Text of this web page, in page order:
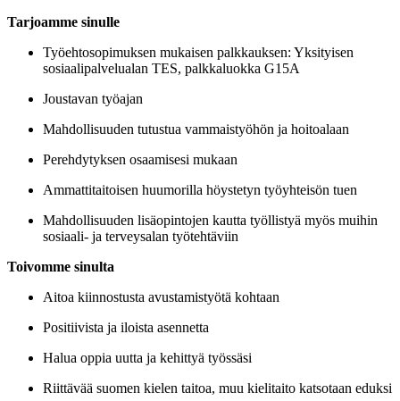
Tarjoamme sinulle
Työehtosopimuksen mukaisen palkkauksen: Yksityisen
sosiaalipalvelualan TES, palkkaluokka G15A
Joustavan työajan
Mahdollisuuden tutustua vammaistyöhön ja hoitoalaan
Perehdytyksen osaamisesi mukaan
Ammattitaitoisen huumorilla höystetyn työyhteisön tuen
Mahdollisuuden lisäopintojen kautta työllistyä myös muihin
sosiaali- ja terveysalan työtehtäviin
Toivomme sinulta
Aitoa kiinnostusta avustamistyötä kohtaan
Positiivista ja iloista asennetta
Halua oppia uutta ja kehittyä työssäsi
Riittävää suomen kielen taitoa, muu kielitaito katsotaan eduksi